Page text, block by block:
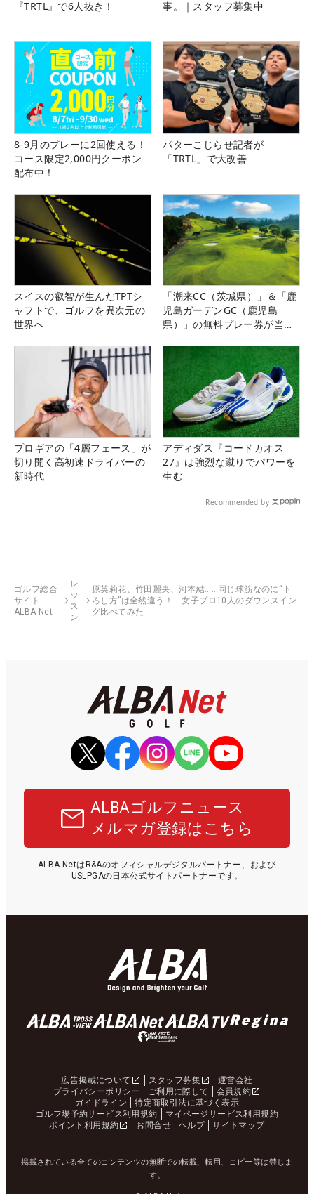
『TRTL』で6人抜き！
事。｜スタッフ募集中
8-9月のプレーに2回使える！
コース限定2,000円クーポン
配布中！
パターこじらせ記者が
「TRTL」で大改善
スイスの叡智が生んだTPTシ
ャフトで、ゴルフを異次元の
世界へ
「潮来CC（茨城県）」＆「鹿
児島ガーデンGC（鹿児島
県）」の無料プレー券が当た
プロギアの「4層フェース」が
切り開く高初速ドライバーの
新時代
アディダス『コードカオス
27』は強烈な蹴りでパワーを
生む
Recommended by
ゴルフ総合
サイト
ALBA Net
レ
ッ
ス
ン
原英莉花、竹田麗央、河本結……同じ球筋なのに“下
ろし方”は全然違う！ 女子プロ10人のダウンスイン
グ比べてみた
ALBAゴルフニュース
メルマガ登録はこちら
ALBA NetはR&Aのオフィシャルデジタルパートナー、および
USLPGAの日本公式サイトパートナーです。
広告掲載について スタッフ募集
運営会社
プライバシーポリシー
ご利用に際して
会員規約
ガイドライン
特定商取引法に基づく表示
ゴルフ場予約サービス利用規約
マイページサービス利用規約
ポイント利用規約
お問合せ ヘルプ サイトマップ
掲載されている全てのコンテンツの無断での転載、転用、コピー等は禁じま
す。